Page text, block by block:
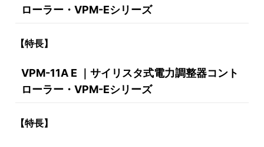
ローラー・VPM-Eシリーズ
【特長】
VPM-11A E ｜サイリスタ式電力調整器コント
ローラー・VPM-Eシリーズ
【特長】